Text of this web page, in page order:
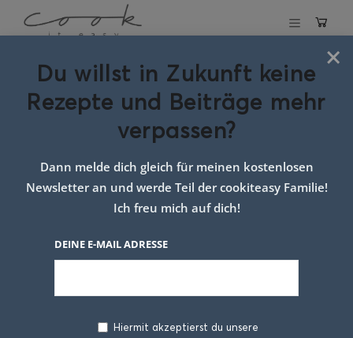
Brownie Pralinen
10. DEZEMBER 2025
×
Du willst in Zukunft keine
Rezepte und Beiträge mehr
verpassen?
Dann melde dich gleich für meinen kostenlosen
Newsletter an und werde Teil der cookiteasy Familie!
Ich freu mich auf dich!
DEINE E-MAIL ADRESSE
Hiermit akzeptierst du unsere